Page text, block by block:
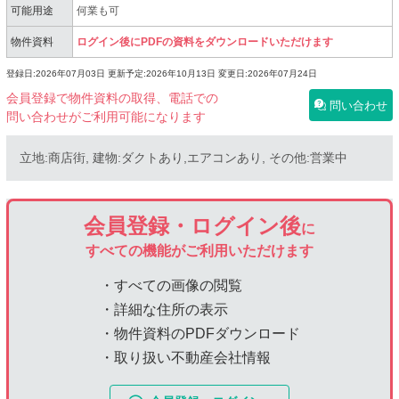
可能用途 何業も可
物件資料 ログイン後にPDFの資料をダウンロードいただけます
登録日:2026年07月03日 更新予定:2026年10月13日 変更日:2026年07月24日
会員登録で物件資料の取得、電話での
問い合わせがご利用可能になります
問い合わせ
立地:商店街, 建物:ダクトあり,エアコンあり, その他:営業中
会員登録・ログイン後に
すべての機能がご利用いただけます
・すべての画像の閲覧
・詳細な住所の表示
・物件資料のPDFダウンロード
・取り扱い不動産会社情報